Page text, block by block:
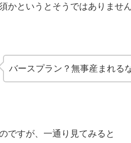
かというとそうではありません
バースプラン？無事産まれる
ですが、一通り見てみると